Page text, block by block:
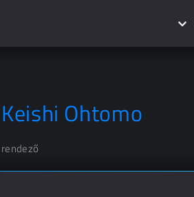
Keishi Ohtomo
rendező